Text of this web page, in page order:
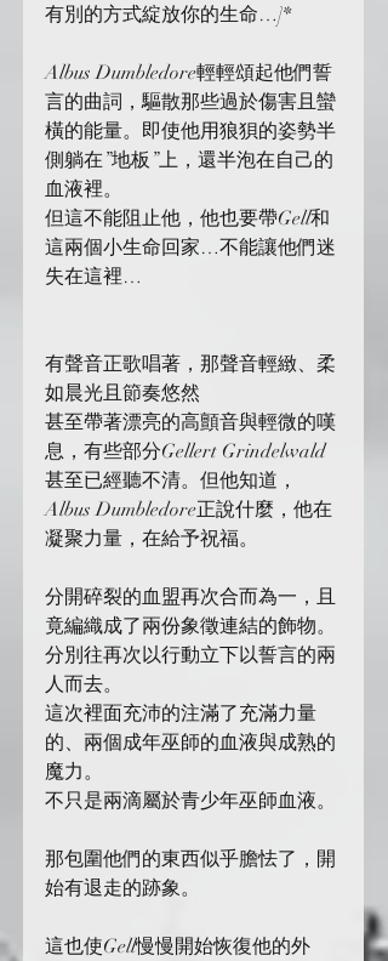
有別的方式綻放你的生命…]*
Albus Dumbledore輕輕頌起他們誓
言的曲詞，驅散那些過於傷害且蠻
橫的能量。即使他用狼狽的姿勢半
側躺在”地板”上，還半泡在自己的
血液裡。
但這不能阻止他，他也要帶Gell和
這兩個小生命回家…不能讓他們迷
失在這裡…
有聲音正歌唱著，那聲音輕緻、柔
如晨光且節奏悠然
甚至帶著漂亮的高顫音與輕微的嘆
息，有些部分Gellert Grindelwald
甚至已經聽不清。但他知道，
Albus Dumbledore正說什麼，他在
凝聚力量，在給予祝福。
分開碎裂的血盟再次合而為一，且
竟編織成了兩份象徵連結的飾物。
分別往再次以行動立下以誓言的兩
人而去。
這次裡面充沛的注滿了充滿力量
的、兩個成年巫師的血液與成熟的
魔力。
不只是兩滴屬於青少年巫師血液。
那包圍他們的東西似乎膽怯了，開
始有退走的跡象。
這也使Gell慢慢開始恢復他的外